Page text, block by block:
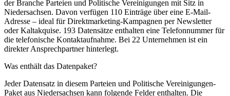
der Branche Parteien und Politische Vereinigungen mit Sitz in
Niedersachsen. Davon verfügen 110 Einträge über eine E-Mail-
Adresse – ideal für Direktmarketing-Kampagnen per Newsletter
oder Kaltakquise. 193 Datensätze enthalten eine Telefonnummer für
die telefonische Kontaktaufnahme. Bei 22 Unternehmen ist ein
direkter Ansprechpartner hinterlegt.
Was enthält das Datenpaket?
Jeder Datensatz in diesem Parteien und Politische Vereinigungen-
Paket aus Niedersachsen kann folgende Felder enthalten. Die